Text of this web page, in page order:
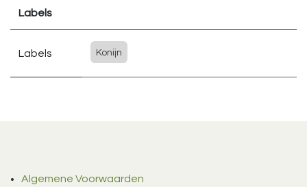
Labels
Labels Konijn
Algemene Voorwaarden